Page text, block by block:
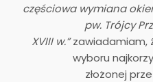
częściowa wymiana
pw. Trójcy
XVIII w.”zawiadamiam,
wyboru
złożonej